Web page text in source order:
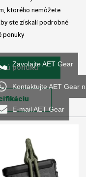
ktorého nemôžete
ste získali podrobné
ponuky
ponuku
Zavolajte AET Gear
Kontaktujte AET Gear
E-mail AET Gear